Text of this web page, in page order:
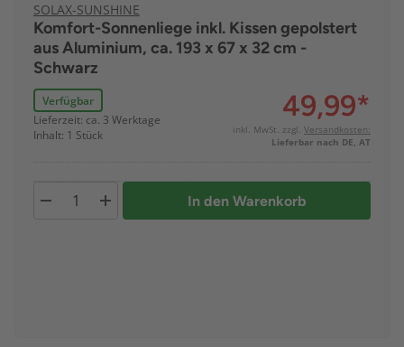
SOLAX-SUNSHINE
Komfort-Sonnenliege inkl. Kissen gepolstert
aus Aluminium, ca. 193 x 67 x 32 cm -
Schwarz
Verfügbar
Lieferzeit: ca. 3 Werktage
Inhalt: 1 Stück
49,99*
inkl. MwSt. zzgl. Versandkosten:
Lieferbar nach DE, AT
In den Warenkorb